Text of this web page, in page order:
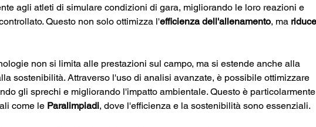
agli atleti di simulare condizioni di gara, migliorando le loro reazioni e
Questo non solo ottimizza l'efficienza dell'allenamento, ma riduce
non si limita alle prestazioni sul campo, ma si estende anche alla
sostenibilità. Attraverso l'uso di analisi avanzate, è possibile ottimizzare
gli sprechi e migliorando l'impatto ambientale. Questo è particolarmente
come le Paralimpiadi, dove l'efficienza e la sostenibilità sono essenziali​.